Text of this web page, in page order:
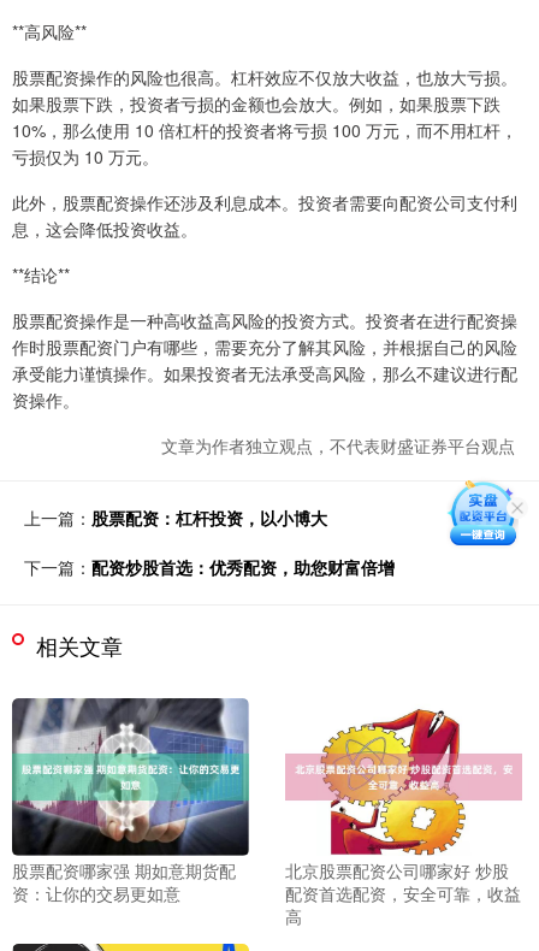
**高风险**
股票配资操作的风险也很高。杠杆效应不仅放大收益，也放大亏损。
如果股票下跌，投资者亏损的金额也会放大。例如，如果股票下跌
10%，那么使用 10 倍杠杆的投资者将亏损 100 万元，而不用杠杆，
亏损仅为 10 万元。
此外，股票配资操作还涉及利息成本。投资者需要向配资公司支付利
息，这会降低投资收益。
**结论**
股票配资操作是一种高收益高风险的投资方式。投资者在进行配资操
作时股票配资门户有哪些，需要充分了解其风险，并根据自己的风险
承受能力谨慎操作。如果投资者无法承受高风险，那么不建议进行配
资操作。
文章为作者独立观点，不代表财盛证券平台观点
上一篇： 股票配资：杠杆投资，以小博大
下一篇： 配资炒股首选：优秀配资，助您财富倍增
相关文章
股票配资哪家强 期如意期货配
资：让你的交易更如意
北京股票配资公司哪家好 炒股
配资首选配资，安全可靠，收益
高